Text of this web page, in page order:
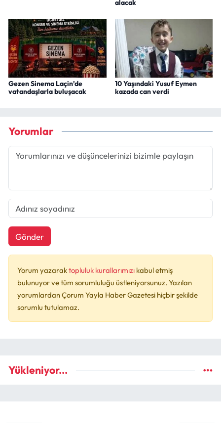
alacak
Gezen Sinema Laçin’de
vatandaşlarla buluşacak
10 Yaşındaki Yusuf Eymen
kazada can verdi
Yorumlar
Gönder
Yorum yazaraktopluluk kurallarımızı kabul etmiş
bulunuyor ve tüm sorumluluğu üstleniyorsunuz. Yazılan
yorumlardan Çorum Yayla Haber Gazetesi hiçbir şekilde
sorumlu tutulamaz.
Yükleniyor...